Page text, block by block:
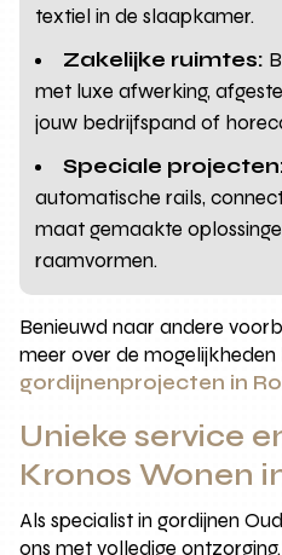
textiel in de slaapkamer.
Zakelijke ruimtes:
met luxe afwerking,
jouw bedrijfspand of
Speciale
automatische rails,
maat gemaakte
raamvormen.
Benieuwd naar andere
meer over de mogelijkheden
gordijnenprojecten in
Unieke service
Kronos Wonen
Als specialist in gordijnen
ons met volledige